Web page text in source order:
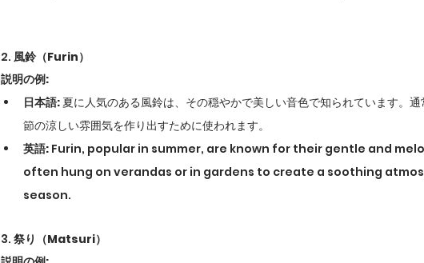
2. 風鈴（Furin）
説明の例:
日本語: 夏に人気のある風鈴は、その穏やかで美しい音色で知られています。
節の涼しい雰囲気を作り出すために使われます。
英語: Furin, popular in summer, are known for their gentle and
often hung on verandas or in gardens to create a soothing
season.
3. 祭り（Matsuri）